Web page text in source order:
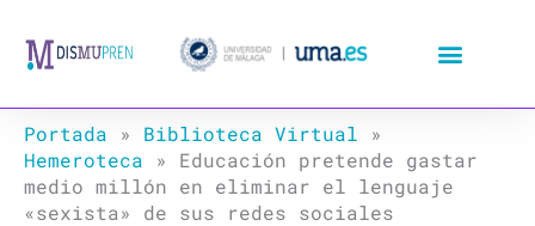
Portada » Biblioteca Virtual »
Hemeroteca » Educación pretende gastar
medio millón en eliminar el lenguaje
«sexista» de sus redes sociales